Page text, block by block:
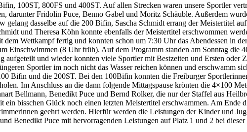
100ST, 800FS und 400ST. Auf allen Strecken waren unsere Sportler
darunter Fridolin Puce, Benno Gabel und Moritz Schäuble. Außerdem
dasselbe auf die 200 Bifin, Sascha Schmidt errang der Meistertitel
und Theresa Köhn konnte ebenfalls der Meistertitel erschwommen
Wettkampf fertig und konnten schon um 7:30 Uhr das Abendessen in
Einschwimmen (8 Uhr früh). Auf dem Programm standen am Sonntag die
und wieder konnten viele Sportler mit Bestzeiten und Ersten oder
Sportler im noch nicht das Wasser reichen können und erschwamm
Bifin und die 200ST. Bei den 100Bifin konnten die Freiburger
Im Anschluss an die dann folgende Mittagspause krönten die 4×100
Bellmann, Benedikt Puce und Bernd Rolker, die nur der Staffel aus
bisschen Glück noch einen letzten Meistertitel erschwammen. Am Ende
geehrt werden. Hierfür werden die Leistungen der Kinder und
Benedikt Puce mit hervorragenden Leistungen auf Platz 1 und 2 bei